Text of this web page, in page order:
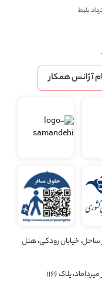
بلیط
آژانس همکار
ساحل، خیابان رودکی، هتل
پلاک 1166